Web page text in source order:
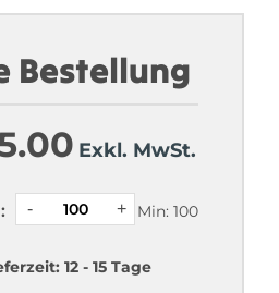
Bestellung
Exkl. MwSt.
Min: 100
12 - 15 Tage